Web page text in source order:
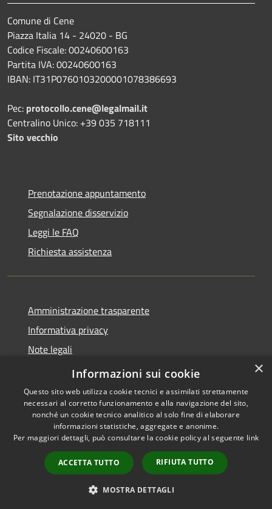
Comune di Cene
Piazza Italia 14 - 24020 - BG
Codice Fiscale: 00240600163
Partita IVA: 00240600163
IBAN: IT31P0760103200001078386693
Pec: protocollo.cene@legalmail.it
Centralino Unico: +39 035 718111
Sito vecchio
Prenotazione appuntamento
Segnalazione disservizio
Leggi le FAQ
Richiesta assistenza
Amministrazione trasparente
Informativa privacy
Note legali
Dichiarazione di accessibilità
Accessibilità
Copyright © 2026 • Comune di
Cene • Powered by
Municipium•
Accesso
redazione
×
Informazioni sui cookie
Questo sito web utilizza cookie tecnici e assimilati strettamente
necessari al corretto funzionamento e alla navigazione del sito,
nonché un cookie tecnico analitico al solo fine di elaborare
informazioni statistiche, aggregate e anonime.
Per maggiori dettagli, può consultare la cookie policy al seguente link
ACCETTA TUTTO RIFIUTA TUTTO
MOSTRA DETTAGLI